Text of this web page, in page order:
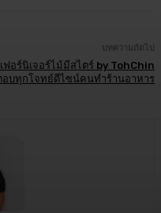
บทความถัดไป
เฟอร์นิเจอร์ไม้มีสไตร์ by TohChin
อบทุกโจทย์ดีไซน์คนทำร้านอาหาร